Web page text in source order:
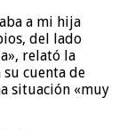
a mi hija
del lado
relató la
cuenta de
situación «muy